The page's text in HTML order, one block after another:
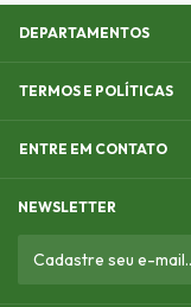
DEPARTAMENTOS
TERMOS E POLÍTICAS
ENTRE EM CONTATO
NEWSLETTER